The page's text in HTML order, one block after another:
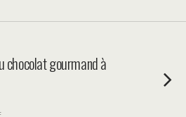
chocolat gourmand à